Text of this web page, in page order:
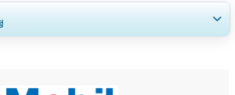
그먼트 분석, 기업 프로필, 경쟁 벤치마킹, 및 최